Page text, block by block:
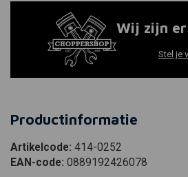
Wij zijn
Stel je
Productinformatie
Artikelcode: 414-0252
EAN-code: 0889192426078